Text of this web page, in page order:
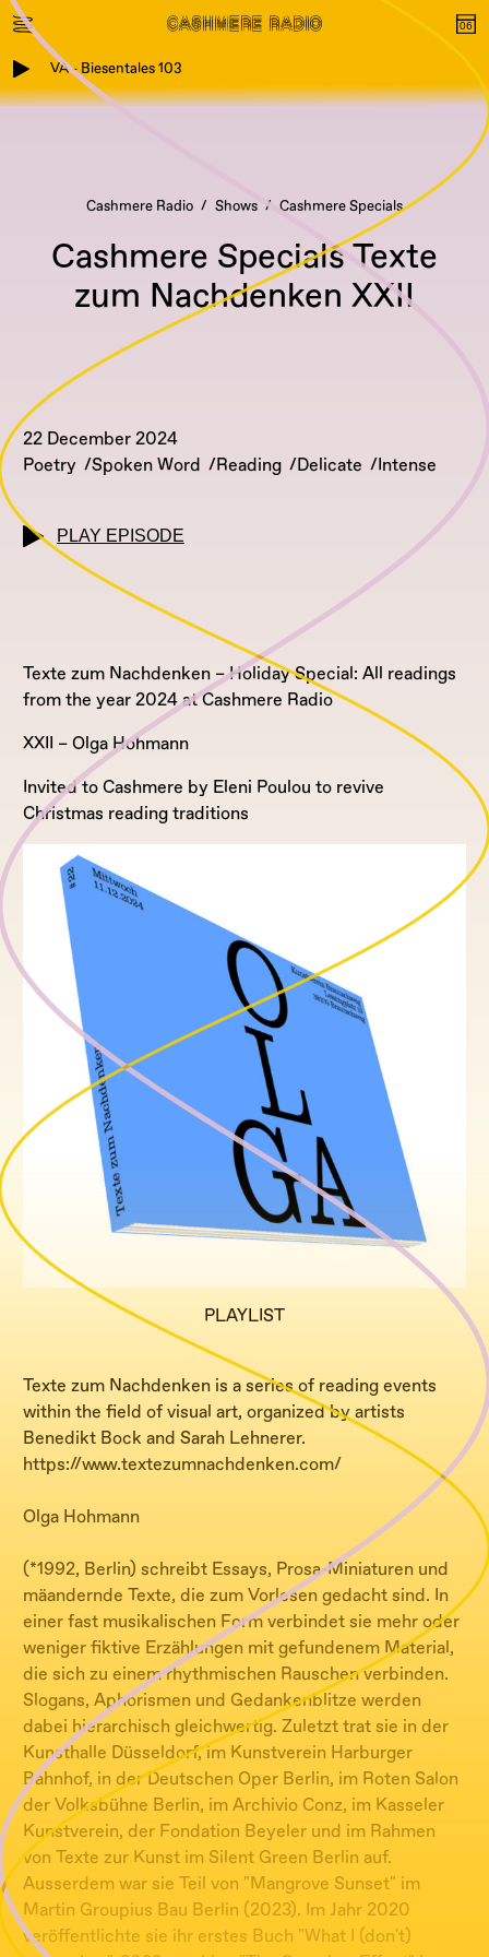
VA - Biesentales 103
Cashmere Radio Shows Cashmere Specials
Cashmere Specials Texte
zum Nachdenken XXII
22 December 2024
Poetry
Spoken Word Reading Delicate Intense
PLAY EPISODE
Texte zum Nachdenken – Holiday Special: All readings
from the year 2024 at Cashmere Radio
XXII – Olga Hohmann
Invited to Cashmere by Eleni Poulou to revive
Christmas reading traditions
PLAYLIST
Texte zum Nachdenken is a series of reading events
within the field of visual art, organized by artists
Benedikt Bock and Sarah Lehnerer.
https://www.textezumnachdenken.com/
Olga Hohmann
(*1992, Berlin) schreibt Essays, Prosa-Miniaturen und
mäandernde Texte, die zum Vorlesen gedacht sind. In
einer fast musikalischen Form verbindet sie mehr oder
weniger fiktive Erzählungen mit gefundenem Material,
die sich zu einem rhythmischen Rauschen verbinden.
Slogans, Aphorismen und Gedankenblitze werden
dabei hierarchisch gleichwertig. Zuletzt trat sie in der
Kunsthalle Düsseldorf, im Kunstverein Harburger
Bahnhof, in der Deutschen Oper Berlin, im Roten Salon
der Volksbühne Berlin, im Archivio Conz, im Kasseler
Kunstverein, der Fondation Beyeler und im Rahmen
von Texte zur Kunst im Silent Green Berlin auf.
Ausserdem war sie Teil von "Mangrove Sunset" im
Martin Groupius Bau Berlin (2023). Im Jahr 2020
veröffentlichte sie ihr erstes Buch "What I (don't)